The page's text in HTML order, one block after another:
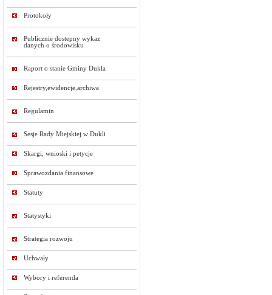
Protokoły
Publicznie dostepny wykaz
danych o środowisku
Raport o stanie Gminy Dukla
Rejestry,ewidencje,archiwa
Regulamin
Sesje Rady Miejskiej w Dukli
Skargi, wnioski i petycje
Sprawozdania finansowe
Statuty
Statystyki
Strategia rozwoju
Uchwały
Wybory i referenda